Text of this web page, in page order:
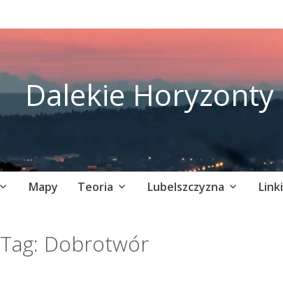
Dalekie Horyzonty
Mapy Teoria Lubelszczyzna Linki
Tag: Dobrotwór